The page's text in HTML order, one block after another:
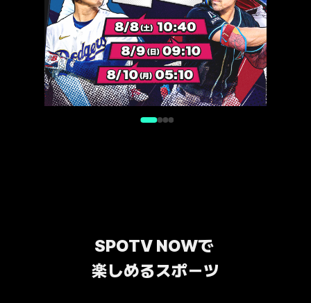
SPOTV NOWで
楽しめるスポーツ